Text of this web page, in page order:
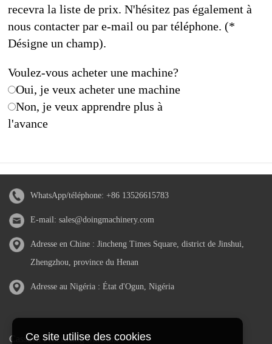
recevra la liste de prix. N'hésitez pas également à
nous contacter par e-mail ou par téléphone. (*
Désigne un champ).
Voulez-vous acheter une machine?
Oui, je veux acheter une machine
Non, je veux apprendre plus à
l'avance
WhatsApp/téléphone: +86 13526615783
E-mail: sales@doingmachinery.com
Adresse en Chine : Jincheng Times Square, district de Jinshui,
Zhengzhou, province du Henan
Adresse au Nigéria : État d'Ogun, Nigéria
Cassava Processing Machine
Ce site utilise des cookies